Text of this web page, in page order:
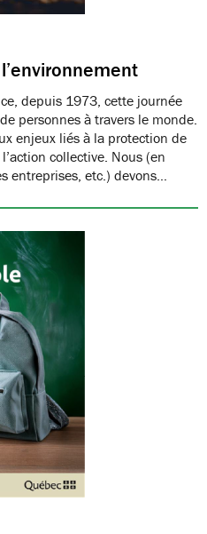
depuis 1973, cette journée
personnes à travers le monde.
enjeux liés à la protection de
collective. Nous (en
entreprises, etc.) devons…